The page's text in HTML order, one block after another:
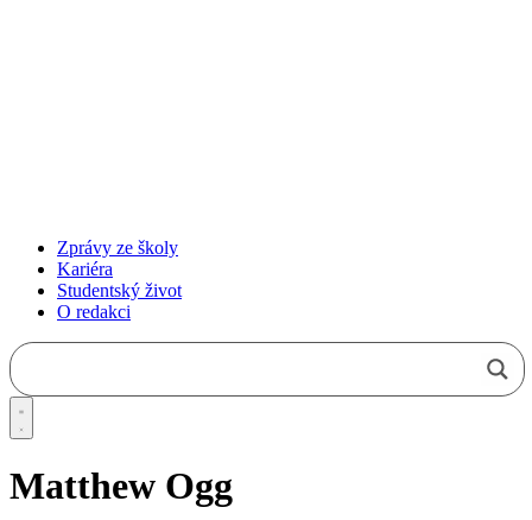
Zprávy ze školy
Kariéra
Studentský život
O redakci
Matthew Ogg